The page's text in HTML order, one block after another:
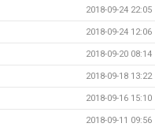
2018-09-24 22:05
2018-09-24 12:06
2018-09-20 08:14
2018-09-18 13:22
2018-09-16 15:10
2018-09-11 09:56